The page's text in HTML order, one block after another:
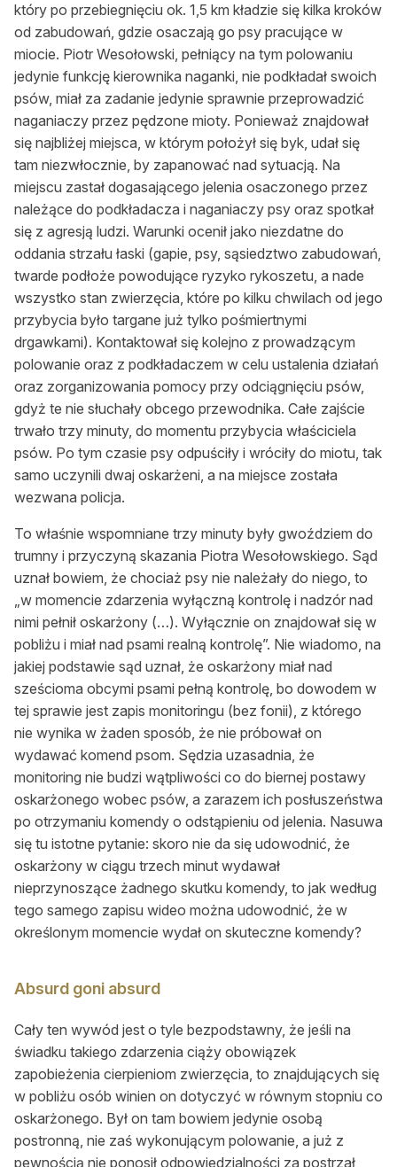
Prenumerata
Kontakt
który po przebiegnięciu ok. 1,5 km kładzie się kilka kroków
od zabudowań, gdzie osaczają go psy pracujące w
miocie. Piotr Wesołowski, pełniący na tym polowaniu
jedynie funkcję kierownika naganki, nie podkładał swoich
psów, miał za zadanie jedynie sprawnie przeprowadzić
naganiaczy przez pędzone mioty. Ponieważ znajdował
się najbliżej miejsca, w którym położył się byk, udał się
tam niezwłocznie, by zapanować nad sytuacją. Na
miejscu zastał dogasającego jelenia osaczonego przez
należące do podkładacza i naganiaczy psy oraz spotkał
się z agresją ludzi. Warunki ocenił jako niezdatne do
oddania strzału łaski (gapie, psy, sąsiedztwo zabudowań,
twarde podłoże powodujące ryzyko rykoszetu, a nade
wszystko stan zwierzęcia, które po kilku chwilach od jego
przybycia było targane już tylko pośmiertnymi
drgawkami). Kontaktował się kolejno z prowadzącym
polowanie oraz z podkładaczem w celu ustalenia działań
oraz zorganizowania pomocy przy odciągnięciu psów,
gdyż te nie słuchały obcego przewodnika. Całe zajście
trwało trzy minuty, do momentu przybycia właściciela
psów. Po tym czasie psy odpuściły i wróciły do miotu, tak
samo uczynili dwaj oskarżeni, a na miejsce została
wezwana policja.
To właśnie wspomniane trzy minuty były gwoździem do
trumny i przyczyną skazania Piotra Wesołowskiego. Sąd
uznał bowiem, że chociaż psy nie należały do niego, to
„w momencie zdarzenia wyłączną kontrolę i nadzór nad
nimi pełnił oskarżony (…). Wyłącznie on znajdował się w
pobliżu i miał nad psami realną kontrolę”. Nie wiadomo, na
jakiej podstawie sąd uznał, że oskarżony miał nad
sześcioma obcymi psami pełną kontrolę, bo dowodem w
tej sprawie jest zapis monitoringu (bez fonii), z którego
nie wynika w żaden sposób, że nie próbował on
wydawać komend psom. Sędzia uzasadnia, że
monitoring nie budzi wątpliwości co do biernej postawy
oskarżonego wobec psów, a zarazem ich posłuszeństwa
po otrzymaniu komendy o odstąpieniu od jelenia. Nasuwa
się tu istotne pytanie: skoro nie da się udowodnić, że
oskarżony w ciągu trzech minut wydawał
nieprzynoszące żadnego skutku komendy, to jak według
tego samego zapisu wideo można udowodnić, że w
określonym momencie wydał on skuteczne komendy?
Absurd goni absurd
Cały ten wywód jest o tyle bezpodstawny, że jeśli na
świadku takiego zdarzenia ciąży obowiązek
zapobieżenia cierpieniom zwierzęcia, to znajdujących się
w pobliżu osób winien on dotyczyć w równym stopniu co
oskarżonego. Był on tam bowiem jedynie osobą
postronną, nie zaś wykonującym polowanie, a już z
pewnością nie ponosił odpowiedzialności za postrzał